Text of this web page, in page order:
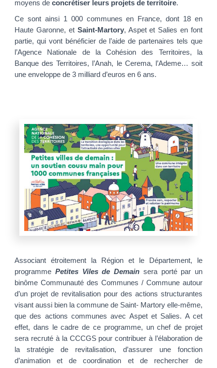
moyens de concrétiser leurs projets de territoire.
Ce sont ainsi 1 000 communes en France, dont 18 en
Haute Garonne, et Saint-Martory, Aspet et Salies en font
partie, qui vont bénéficier de l’aide de partenaires tels que
l’Agence Nationale de la Cohésion des Territoires, la
Banque des Territoires, l’Anah, le Cerema, l’Ademe… soit
une enveloppe de 3 milliard d’euros en 6 ans.
Associant étroitement la Région et le Département, le
programme Petites Viles de Demain sera porté par un
binôme Communauté des Communes / Commune autour
d’un projet de revitalisation pour des actions structurantes
visant aussi bien la commune de Saint- Martory elle-même,
que des actions communes avec Aspet et Salies. A cet
effet, dans le cadre de ce programme, un chef de projet
sera recruté à la CCCGS pour contribuer à l’élaboration de
la stratégie de revitalisation, d’assurer une fonction
d’animation et de coordination et de rechercher de